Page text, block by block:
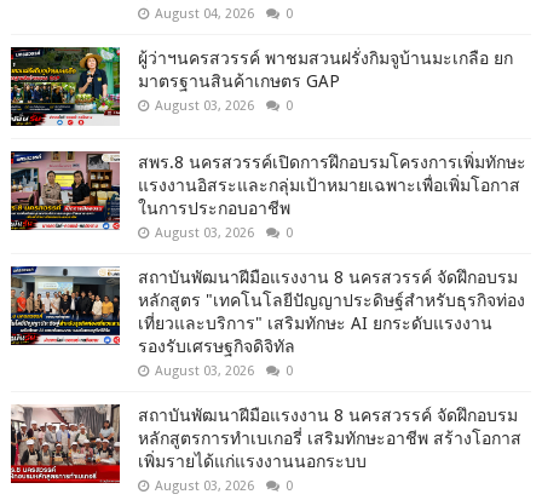
August 04, 2026 0
ผู้ว่าฯนครสวรรค์ พาชมสวนฝรั่งกิมจูบ้านมะเกลือ ยก
มาตรฐานสินค้าเกษตร GAP
August 03, 2026 0
สพร.8 นครสวรรค์เปิดการฝึกอบรมโครงการเพิ่มทักษะ
แรงงานอิสระและกลุ่มเป้าหมายเฉพาะเพื่อเพิ่มโอกาส
ในการประกอบอาชีพ
August 03, 2026 0
สถาบันพัฒนาฝีมือแรงงาน 8 นครสวรรค์ จัดฝึกอบรม
หลักสูตร "เทคโนโลยีปัญญาประดิษฐ์สำหรับธุรกิจท่อง
เที่ยวและบริการ" เสริมทักษะ AI ยกระดับแรงงาน
รองรับเศรษฐกิจดิจิทัล
August 03, 2026 0
สถาบันพัฒนาฝีมือแรงงาน 8 นครสวรรค์ จัดฝึกอบรม
หลักสูตรการทำเบเกอรี่ เสริมทักษะอาชีพ สร้างโอกาส
เพิ่มรายได้แก่แรงงานนอกระบบ
August 03, 2026 0